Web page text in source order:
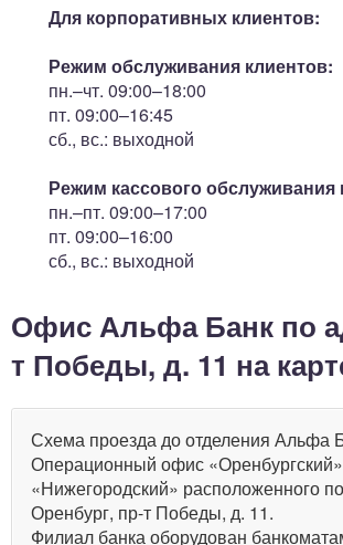
Для корпоративных клиентов:
Режим обслуживания клиентов:
пн.–чт. 09:00–18:00
пт. 09:00–16:45
сб., вс.: выходной
Режим кассового обслуживания
пн.–пт. 09:00–17:00
пт. 09:00–16:00
сб., вс.: выходной
Офис Альфа Банк по
т Победы, д. 11 на
Схема проезда до отделения Альфа
Операционный офис
«Нижегородский» расположенного
Оренбург, пр-т Победы, д. 11.
Филиал банка оборудован